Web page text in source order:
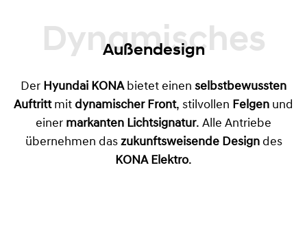
Dynamisches
Außendesign
Der Hyundai KONAbietet einen selbstbewussten
Auftrittmit dynamischer Front, stilvollen Felgen und
einer markanten Lichtsignatur. Alle Antriebe
übernehmen das zukunftsweisende Designdes
KONA Elektro.